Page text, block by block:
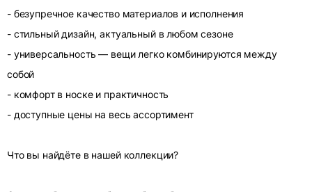
- безупречное качество материалов и исполнения
- стильный дизайн, актуальный в любом сезоне
- универсальность — вещи легко комбинируются между
собой
- комфорт в носке и практичность
- доступные цены на весь ассортимент
Что вы найдёте в нашей коллекции?